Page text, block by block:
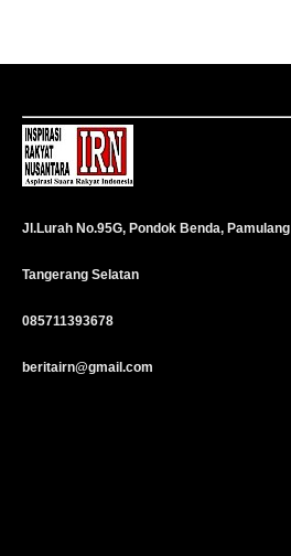
Jl.Lurah No.95G, Pondok Benda, Pamulang
Tangerang Selatan
085711393678
beritairn@gmail.com